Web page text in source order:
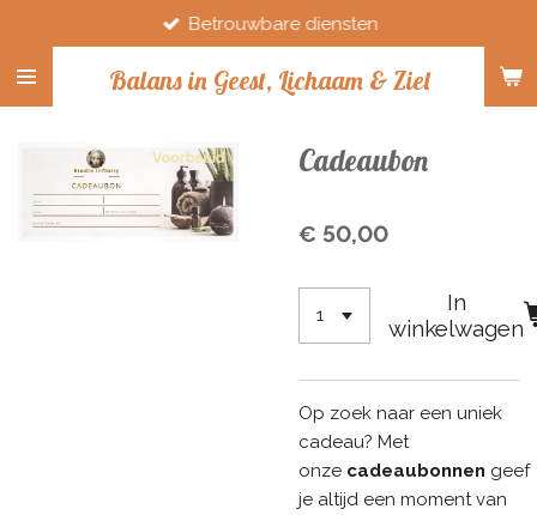
direct
naar
de
Balans in Geest, Lichaam & Ziel
Betrouwbare diensten
Cadeaubon
€ 50,00
In
winkelwagen
Op zoek naar een uniek
cadeau? Met
onze cadeaubonnen geef
je altijd een moment van